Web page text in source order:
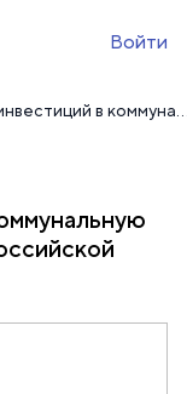
Войти
Привлечение инвестиций в коммунальную сферу